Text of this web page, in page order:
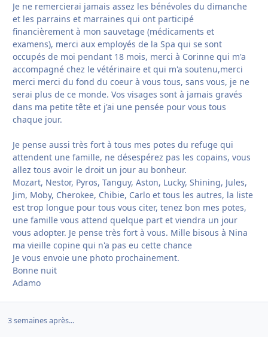
Je ne remercierai jamais assez les bénévoles du dimanche
et les parrains et marraines qui ont participé
financièrement à mon sauvetage (médicaments et
examens), merci aux employés de la Spa qui se sont
occupés de moi pendant 18 mois, merci à Corinne qui m'a
accompagné chez le vétérinaire et qui m'a soutenu,merci
merci merci du fond du coeur à vous tous, sans vous, je ne
serai plus de ce monde. Vos visages sont à jamais gravés
dans ma petite tête et j'ai une pensée pour vous tous
chaque jour.
Je pense aussi très fort à tous mes potes du refuge qui
attendent une famille, ne désespérez pas les copains, vous
allez tous avoir le droit un jour au bonheur.
Mozart, Nestor, Pyros, Tanguy, Aston, Lucky, Shining, Jules,
Jim, Moby, Cherokee, Chibie, Carlo et tous les autres, la liste
est trop longue pour tous vous citer, tenez bon mes potes,
une famille vous attend quelque part et viendra un jour
vous adopter. Je pense très fort à vous. Mille bisous à Nina
ma vieille copine qui n'a pas eu cette chance
Je vous envoie une photo prochainement.
Bonne nuit
Adamo
3 semaines après...